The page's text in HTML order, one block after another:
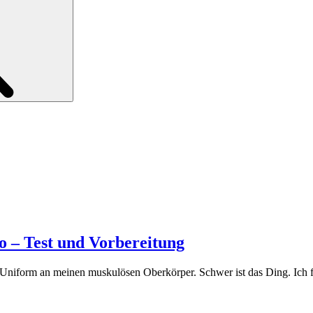
– Test und Vorbereitung
an meinen muskulösen Oberkörper. Schwer ist das Ding.